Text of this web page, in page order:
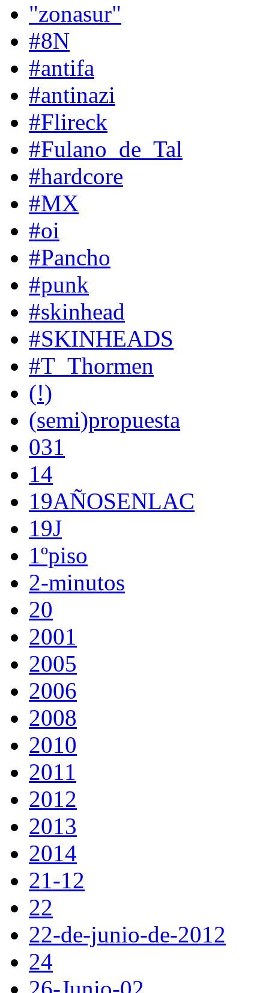
"zonasur"
#8N
#antifa
#antinazi
#Flireck
#Fulano_de_Tal
#hardcore
#MX
#oi
#Pancho
#punk
#skinhead
#SKINHEADS
#T_Thormen
(!)
(semi)propuesta
031
14
19AÑOSENLAC
19J
1ºpiso
2-minutos
20
2001
2005
2006
2008
2010
2011
2012
2013
2014
21-12
22
22-de-junio-de-2012
24